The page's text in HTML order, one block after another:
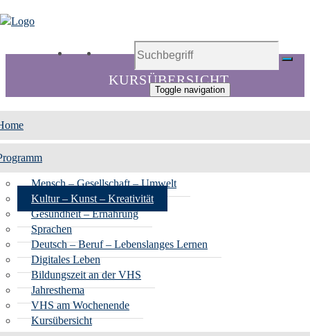
Toggle navigation
Mensch – Gesellschaft – Umwelt
Kultur – Kunst – Kreativität
Gesundheit – Ernährung
Sprachen
Deutsch – Beruf – Lebenslanges Lernen
Digitales Leben
Bildungszeit an der VHS
Jahresthema
VHS am Wochenende
Kursübersicht